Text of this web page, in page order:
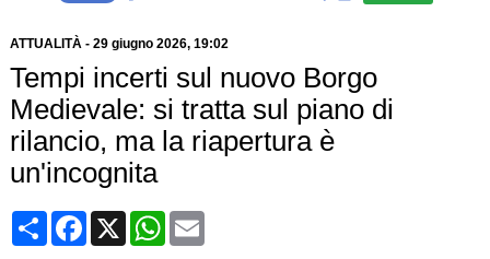
ATTUALITÀ- 29 giugno 2026, 19:02
Tempi incerti sul nuovo Borgo
Medievale: si tratta sul piano di
rilancio, ma la riapertura è
un'incognita
CondividiFacebook
X WhatsApp
Email